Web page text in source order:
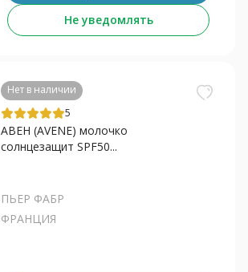
Не уведомлять
Нет в наличии
5
АВЕН (AVENE) молочко
солнцезащит SPF50...
ПЬЕР ФАБР
ФРАНЦИЯ